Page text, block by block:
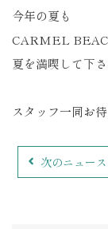
今年の夏も
CARMEL
夏を満喫して下さ
スタッフ一同お
次のニュース